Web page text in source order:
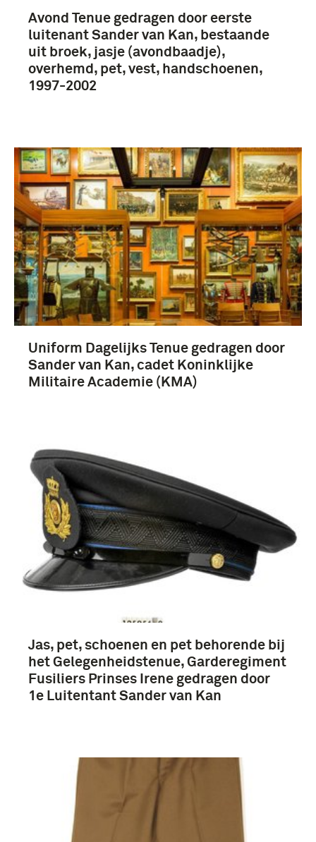
Avond Tenue gedragen door eerste
luitenant Sander van Kan, bestaande
uit broek, jasje (avondbaadje),
overhemd, pet, vest, handschoenen,
1997-2002
Uniform Dagelijks Tenue gedragen door
Sander van Kan, cadet Koninklijke
Militaire Academie (KMA)
Jas, pet, schoenen en pet behorende bij
het Gelegenheidstenue, Garderegiment
Fusiliers Prinses Irene gedragen door
1e Luitentant Sander van Kan